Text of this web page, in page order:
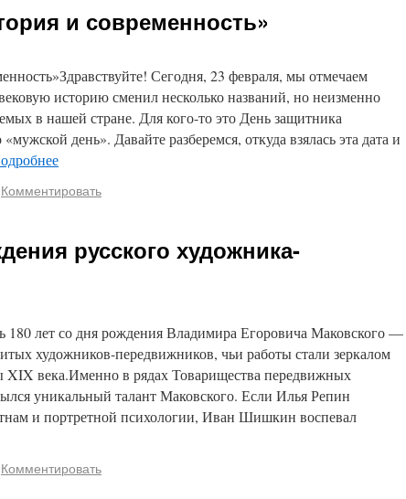
и современность»
Сегодня, 23 февраля, мы отмечаем
историю сменил несколько названий, но неизменно
в нашей стране. Для кого-то это День защитника
день». Давайте разберемся, откуда взялась эта дата и
Комментировать
русского художника-
180 лет со дня рождения Владимира Егоровича Маковского —
художников-передвижников, чьи работы стали зеркалом
XIX века.Именно в рядах Товарищества передвижных
уникальный талант Маковского. Если Илья Репин
и портретной психологии, Иван Шишкин воспевал
Комментировать